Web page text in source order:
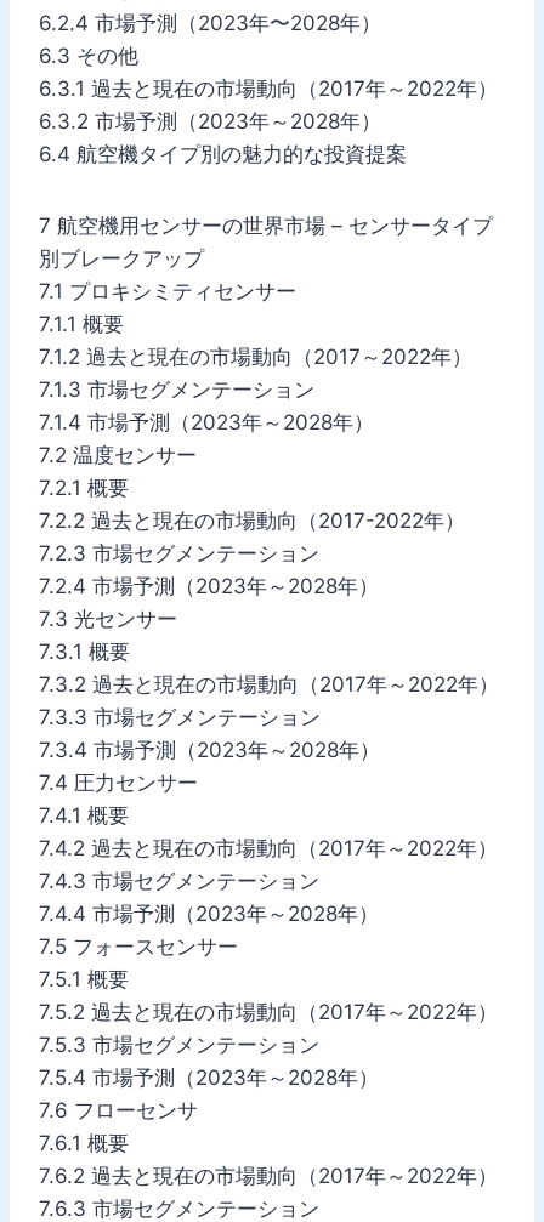
6.2.4 市場予測（2023年〜2028年）
6.3 その他
6.3.1 過去と現在の市場動向（2017年～2022年）
6.3.2 市場予測（2023年～2028年）
6.4 航空機タイプ別の魅力的な投資提案
7 航空機用センサーの世界市場 – センサータイプ
別ブレークアップ
7.1 プロキシミティセンサー
7.1.1 概要
7.1.2 過去と現在の市場動向（2017～2022年）
7.1.3 市場セグメンテーション
7.1.4 市場予測（2023年～2028年）
7.2 温度センサー
7.2.1 概要
7.2.2 過去と現在の市場動向（2017-2022年）
7.2.3 市場セグメンテーション
7.2.4 市場予測（2023年～2028年）
7.3 光センサー
7.3.1 概要
7.3.2 過去と現在の市場動向（2017年～2022年）
7.3.3 市場セグメンテーション
7.3.4 市場予測（2023年～2028年）
7.4 圧力センサー
7.4.1 概要
7.4.2 過去と現在の市場動向（2017年～2022年）
7.4.3 市場セグメンテーション
7.4.4 市場予測（2023年～2028年）
7.5 フォースセンサー
7.5.1 概要
7.5.2 過去と現在の市場動向（2017年～2022年）
7.5.3 市場セグメンテーション
7.5.4 市場予測（2023年～2028年）
7.6 フローセンサ
7.6.1 概要
7.6.2 過去と現在の市場動向（2017年～2022年）
7.6.3 市場セグメンテーション